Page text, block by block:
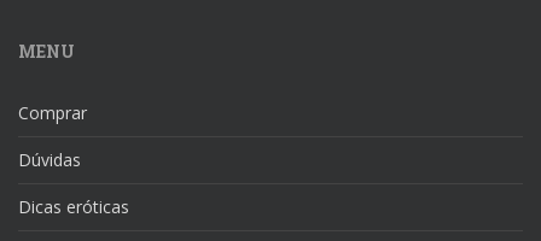
MENU
Comprar
Dúvidas
Dicas eróticas